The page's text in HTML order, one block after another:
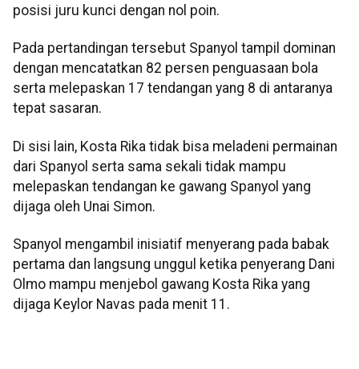
posisi juru kunci dengan nol poin.
Pada pertandingan tersebut Spanyol tampil dominan
dengan mencatatkan 82 persen penguasaan bola
serta melepaskan 17 tendangan yang 8 di antaranya
tepat sasaran.
Di sisi lain, Kosta Rika tidak bisa meladeni permainan
dari Spanyol serta sama sekali tidak mampu
melepaskan tendangan ke gawang Spanyol yang
dijaga oleh Unai Simon.
Spanyol mengambil inisiatif menyerang pada babak
pertama dan langsung unggul ketika penyerang Dani
Olmo mampu menjebol gawang Kosta Rika yang
dijaga Keylor Navas pada menit 11.